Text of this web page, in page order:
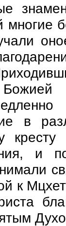
многие
в
кресту
и
к